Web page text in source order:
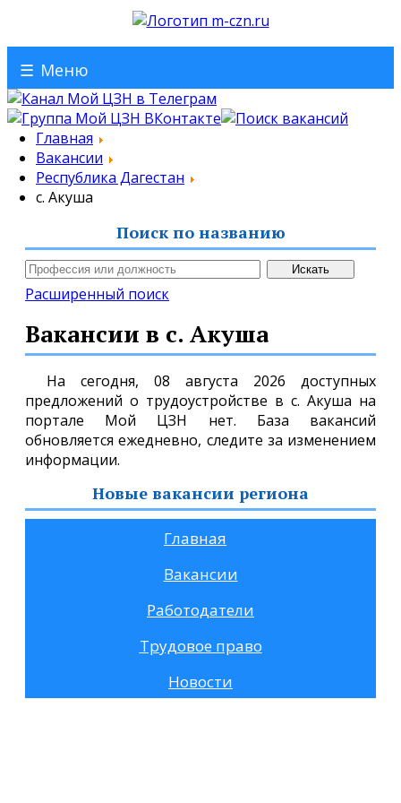
☰ Меню
Главная
Вакансии
Республика Дагестан
с. Акуша
Поиск по названию
Расширенный поиск
Вакансии в с. Акуша
На сегодня, 08 августа 2026 доступных
предложений о трудоустройстве в с. Акуша на
портале Мой ЦЗН нет. База вакансий
обновляется ежедневно, следите за изменением
информации.
Новые вакансии региона
Главная
Вакансии
Работодатели
Трудовое право
Новости